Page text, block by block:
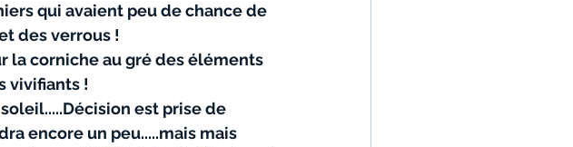
qui avaient peu de chance de
des verrous !
la corniche au gré des éléments
vivifiants !
est prise de
encore un peu.....mais mais